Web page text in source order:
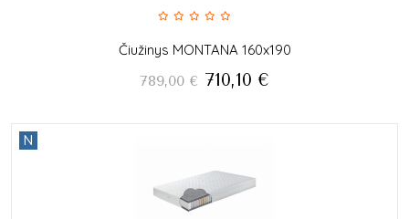
Čiužinys MONTANA 160x190
789,00 € 710,10 €
N